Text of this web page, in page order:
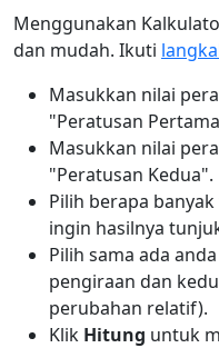
Menggunakan
dan mudah. Ikuti
Masukkan nilai
"Peratusan
Masukkan nilai
"Peratusan Kedua".
Pilih berapa
ingin hasilnya
Pilih sama ada
pengiraan dan
perubahan relatif).
Klik Hitung untuk